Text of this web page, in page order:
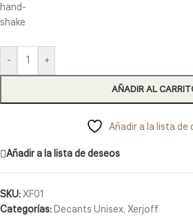
- +
AÑADIR AL
Añadir a la lista de
Añadir a la lista de deseos
SKU:XF01
Categorías:Decants Unisex, Xerjoff